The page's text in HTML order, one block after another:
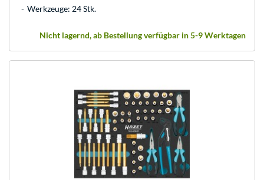
Werkzeuge: 24 Stk.
Nicht lagernd, ab Bestellung verfügbar in 5-9 Werktagen